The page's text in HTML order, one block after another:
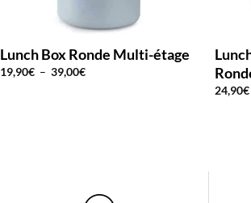
Lunch Box Ronde Multi-étage
19,90€ – 39,00€Plage
24,90€